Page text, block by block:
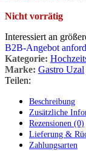
Nicht vorrätig
Interessiert an
B2B-Angebot
Kategorie:
Marke: Gastro Uzal
Teilen:
Beschreibung
Zusätzliche
Rezensionen (0)
Lieferung &
Zahlungsarten